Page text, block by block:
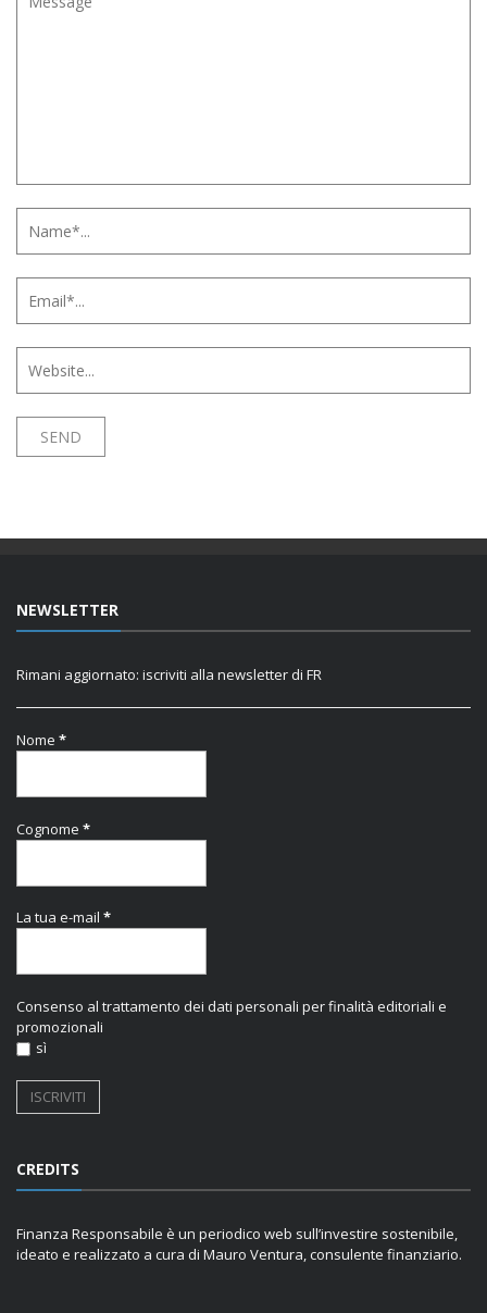
NEWSLETTER
Rimani aggiornato: iscriviti alla newsletter di FR
Nome *
Cognome *
La tua e-mail *
Consenso al trattamento dei dati personali per finalità editoriali e
promozionali
sì
CREDITS
Finanza Responsabile è un periodico web sull’investire sostenibile,
ideato e realizzato a cura di Mauro Ventura, consulente finanziario.